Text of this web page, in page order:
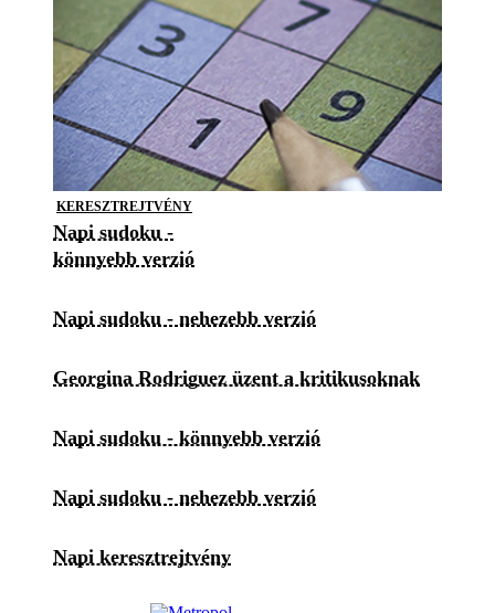
KERESZTREJTVÉNY
Napi sudoku -
könnyebb verzió
Napi sudoku - nehezebb verzió
Georgina Rodriguez üzent a kritikusoknak
Napi sudoku - könnyebb verzió
Napi sudoku - nehezebb verzió
Napi keresztrejtvény